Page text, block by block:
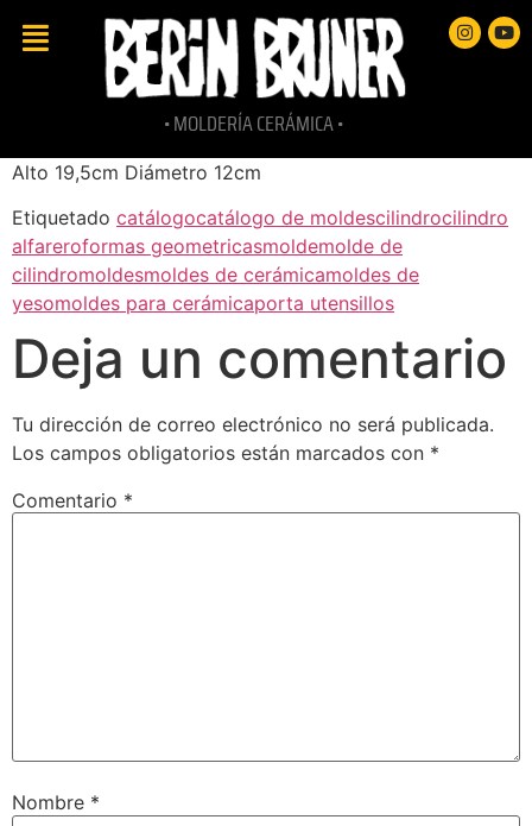
• MOLDERÍA CERÁMICA •
Alto 19,5cm Diámetro 12cm
Etiquetado catálogocatálogo de moldescilindrocilindro
alfareroformas geometricasmoldemolde de
cilindromoldesmoldes de cerámicamoldes de
yesomoldes para cerámicaporta utensillos
Deja un comentario
Tu dirección de correo electrónico no será publicada.
Los campos obligatorios están marcados con *
Comentario *
Nombre *